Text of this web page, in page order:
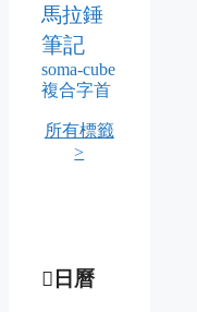
馬拉錘
筆記
soma-cube
複合字首
所有標籤
>
日曆